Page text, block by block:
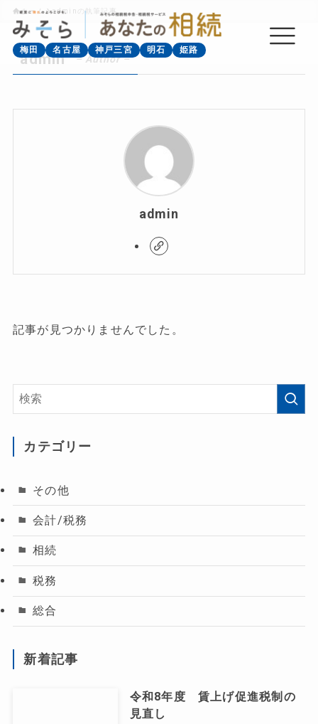
梅田 名古屋 神戸三宮 明石 姫路
ホーム adminの執筆記事
admin – Author –
admin
記事が見つかりませんでした。
カテゴリー
その他
会計/税務
相続
税務
総合
新着記事
令和8年度 賃上げ促進税制の
見直し